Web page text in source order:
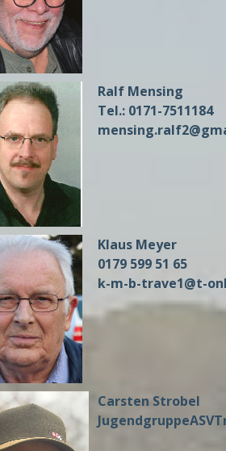
Ralf Mensing
Tel.: 0171-7511184
Klaus Meyer
0179 599 51 65
k-m-b-trave1@t-
Carsten Strobel